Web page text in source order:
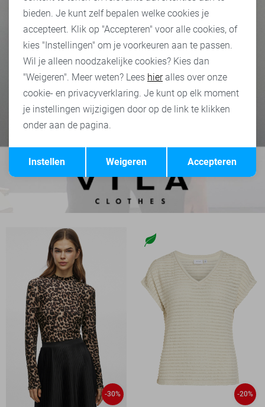
-30% -20%
Terug Opslaan
bieden. Je kunt zelf bepalen welke cookies je
accepteert. Klik op "Accepteren" voor alle cookies, of
kies "Instellingen" om je voorkeuren aan te passen.
Wil je alleen noodzakelijke cookies? Kies dan
"Weigeren". Meer weten? Lees hieralles over onze
cookie- en privacyverklaring. Je kunt op elk moment
je instellingen wijzigigen door op de link te klikken
onder aan de pagina.
Accepteren
Weigeren
Instellen